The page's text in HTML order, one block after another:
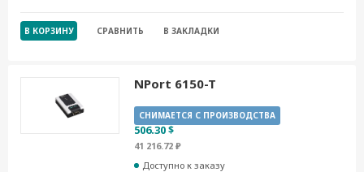
В КОРЗИНУ СРАВНИТЬ В ЗАКЛАДКИ
NPort 6150-T
СНИМАЕТСЯ С ПРОИЗВОДСТВА
506.30 $
41 216.72 ₽
Доступно к заказу